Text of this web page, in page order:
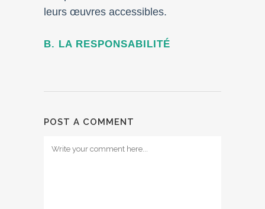
leurs œuvres accessibles.
B. LA RESPONSABILITÉ
POST A COMMENT